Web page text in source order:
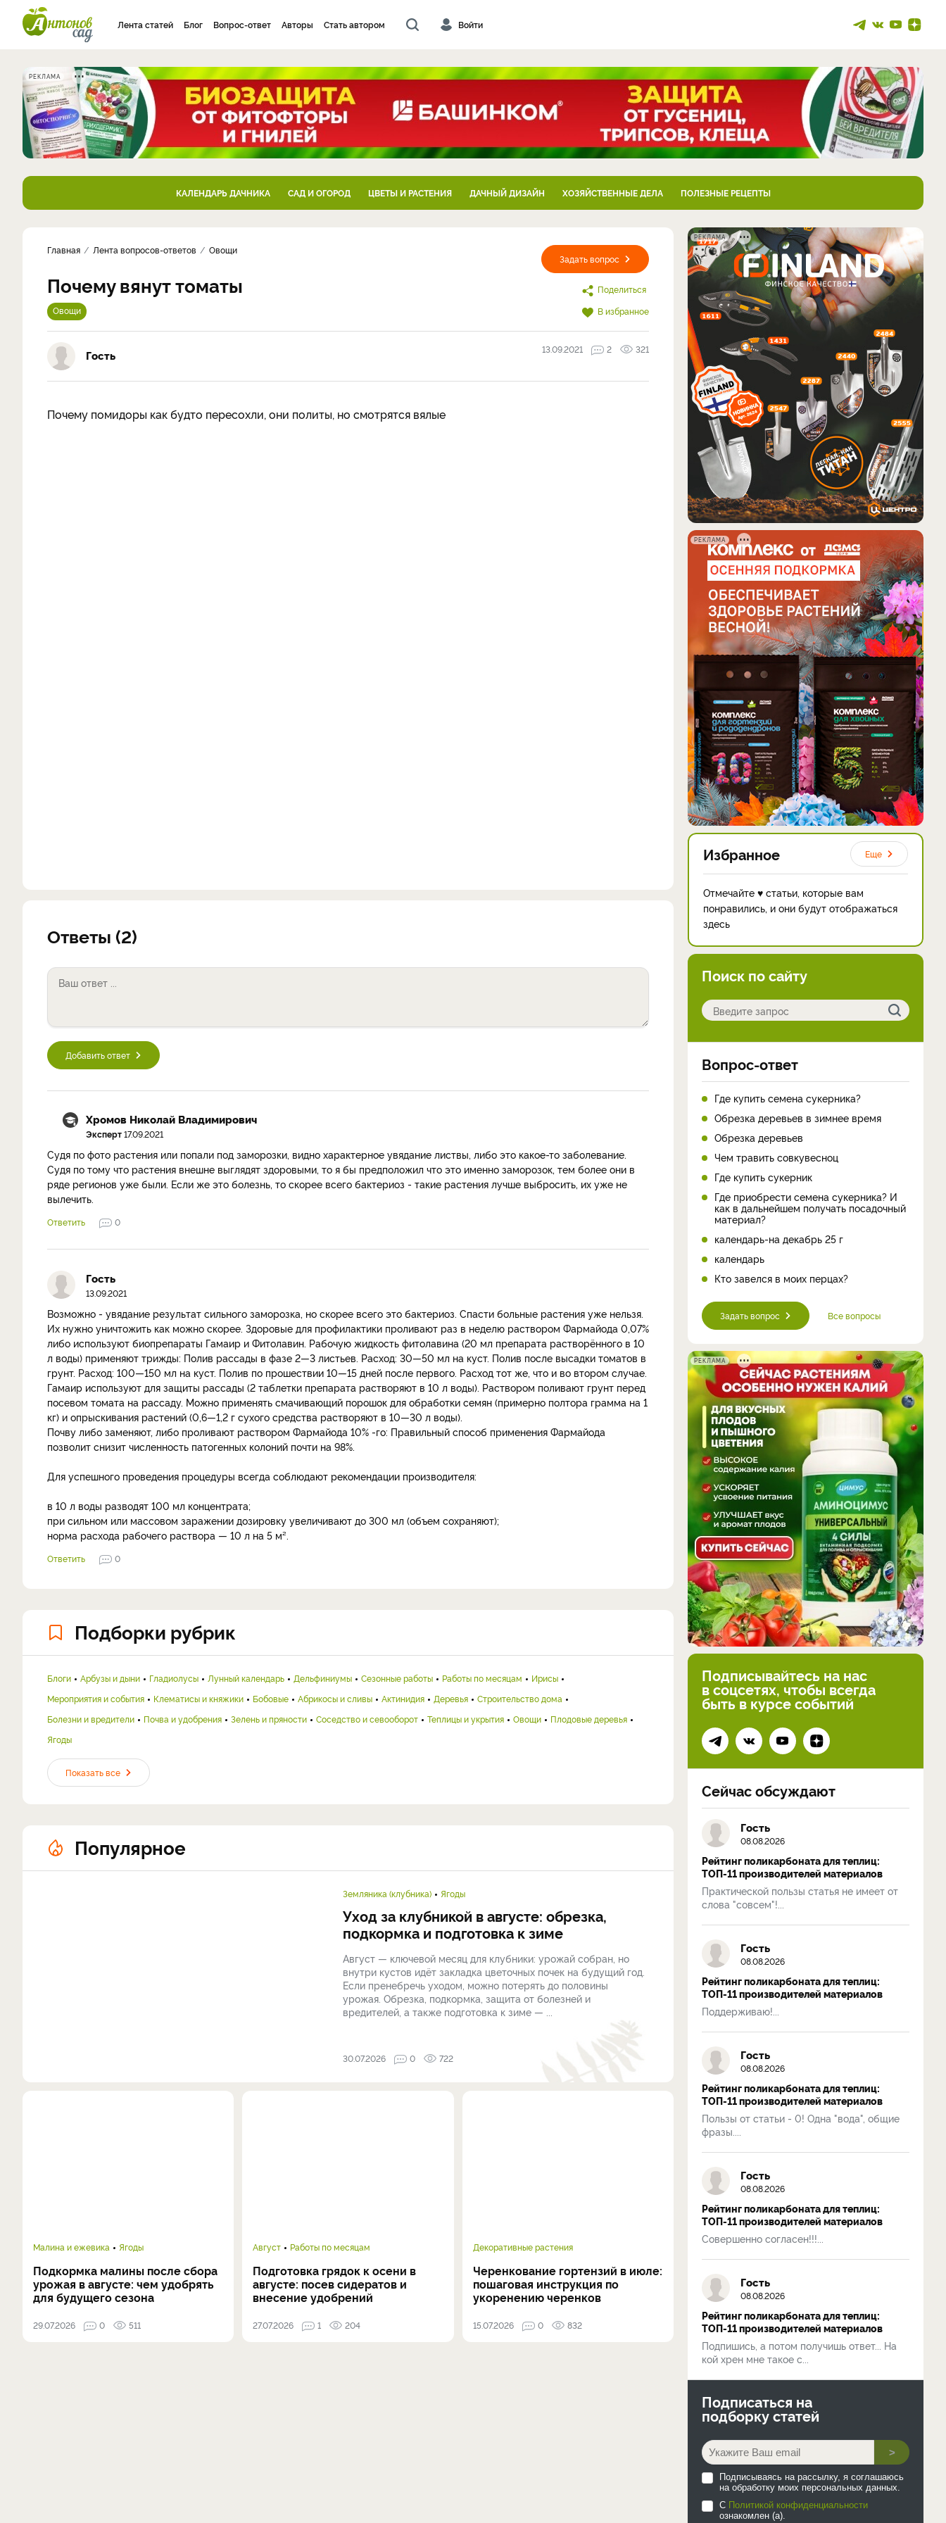
Лента статей Блог Вопрос-ответ Авторы Стать автором Войти
РЕКЛАМА
КАЛЕНДАРЬ ДАЧНИКА САД И ОГОРОД ЦВЕТЫ И РАСТЕНИЯ ДАЧНЫЙ ДИЗАЙН ХОЗЯЙСТВЕННЫЕ ДЕЛА ПОЛЕЗНЫЕ РЕЦЕПТЫ
Задать вопрос
Поделиться
В избранное
Главная Лента вопросов-ответов Овощи
Почему вянут томаты
Овощи
Гость 13.09.2021 2 321
Почему помидоры как будто пересохли, они политы, но смотрятся вялые
Ответы (2)
Добавить ответ
Хромов Николай Владимирович
Эксперт17.09.2021
Судя по фото растения или попали под заморозки, видно характерное увядание листвы, либо это какое-то заболевание.
Судя по тому что растения внешне выглядят здоровыми, то я бы предположил что это именно заморозок, тем более они в
ряде регионов уже были. Если же это болезнь, то скорее всего бактериоз - такие растения лучше выбросить, их уже не
вылечить.
Ответить 0
Гость
13.09.2021
Возможно - увядание результат сильного заморозка, но скорее всего это бактериоз. Спасти больные растения уже нельзя.
Их нужно уничтожить как можно скорее. Здоровые для профилактики проливают раз в неделю раствором Фармайода 0,07%
либо используют биопрепараты Гамаир и Фитолавин. Рабочую жидкость фитолавина (20 мл препарата растворённого в 10
л воды) применяют трижды: Полив рассады в фазе 2—3 листьев. Расход: 30—50 мл на куст. Полив после высадки томатов в
грунт. Расход: 100—150 мл на куст. Полив по прошествии 10—15 дней после первого. Расход тот же, что и во втором случае.
Гамаир используют для защиты рассады (2 таблетки препарата растворяют в 10 л воды). Раствором поливают грунт перед
посевом томата на рассаду. Можно применять смачивающий порошок для обработки семян (примерно полтора грамма на 1
кг) и опрыскивания растений (0,6—1,2 г сухого средства растворяют в 10—30 л воды).
Почву либо заменяют, либо проливают раствором Фармайода 10% -го: Правильный способ применения Фармайода
позволит снизит численность патогенных колоний почти на 98%.
Для успешного проведения процедуры всегда соблюдают рекомендации производителя:
в 10 л воды разводят 100 мл концентрата;
при сильном или массовом заражении дозировку увеличивают до 300 мл (объем сохраняют);
норма расхода рабочего раствора — 10 л на 5 м².
Ответить 0
Подборки рубрик
Блоги Арбузы и дыни Гладиолусы Лунный календарь Дельфиниумы Сезонные работы Работы по месяцам
Ирисы
Мероприятия и события
Клематисы и княжики Бобовые Абрикосы и сливы Актинидия Деревья
Строительство дома
Болезни и вредители
Почва и удобрения Зелень и пряности Соседство и севооборот Теплицы и укрытия Овощи
Плодовые деревья
Ягоды
Показать все
Популярное
Земляника (клубника) Ягоды
Уход за клубникой в августе: обрезка,
подкормка и подготовка к зиме
Август — ключевой месяц для клубники: урожай собран, но
внутри кустов идёт закладка цветочных почек на будущий год.
Если пренебречь уходом, можно потерять до половины
урожая. Обрезка, подкормка, защита от болезней и
вредителей, а также подготовка к зиме — ...
30.07.2026 0 722
Малина и ежевика Ягоды
Подкормка малины после сбора
урожая в августе: чем удобрять
для будущего сезона
29.07.2026 0 511
Август Работы по месяцам
Подготовка грядок к осени в
августе: посев сидератов и
внесение удобрений
27.07.2026 1 204
Декоративные растения
Черенкование гортензий в июле:
пошаговая инструкция по
укоренению черенков
15.07.2026 0 832
РЕКЛАМА
РЕКЛАМА
Избранное Еще
Отмечайте ♥ статьи, которые вам
понравились, и они будут отображаться
здесь
Поиск по сайту
Вопрос-ответ
Где купить семена сукерника?
Обрезка деревьев в зимнее время
Обрезка деревьев
Чем травить совкувесноц
Где купить сукерник
Где приобрести семена сукерника? И
как в дальнейшем получать посадочный
материал?
календарь-на декабрь 25 г
календарь
Кто завелся в моих перцах?
Задать вопрос Все вопросы
РЕКЛАМА
Подписывайтесь на нас
в соцсетях, чтобы всегда
быть в курсе событий
Сейчас обсуждают
Гость
08.08.2026
Рейтинг поликарбоната для теплиц:
ТОП-11 производителей материалов
Практической пользы статья не имеет от
слова "совсем"!...
Гость
08.08.2026
Рейтинг поликарбоната для теплиц:
ТОП-11 производителей материалов
Поддерживаю!...
Гость
08.08.2026
Рейтинг поликарбоната для теплиц:
ТОП-11 производителей материалов
Пользы от статьи - 0! Одна "вода", общие
фразы....
Гость
08.08.2026
Рейтинг поликарбоната для теплиц:
ТОП-11 производителей материалов
Совершенно согласен!!!...
Гость
08.08.2026
Рейтинг поликарбоната для теплиц:
ТОП-11 производителей материалов
Подпишись, а потом получишь ответ... На
кой хрен мне такое с...
Подписаться на
подборку статей
>
Подписываясь на рассылку, я соглашаюсь
на обработку моих персональных данных.
С Политикой конфиденциальности
ознакомлен (а).